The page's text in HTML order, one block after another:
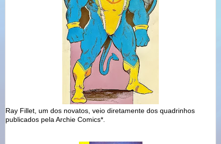
Ray Fillet, um dos novatos, veio diretamente dos quadrinhos
publicados pela Archie Comics*.